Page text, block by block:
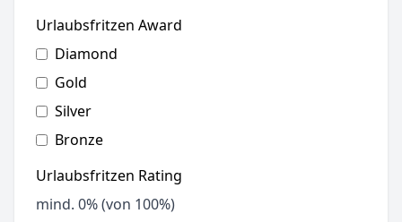
Urlaubsfritzen Award
Diamond
Gold
Silver
Bronze
Urlaubsfritzen Rating
mind. 0% (von 100%)